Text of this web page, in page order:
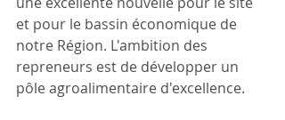
et pour le bassin économique de
notre Région. L'ambition des
repreneurs est de développer un
pôle agroalimentaire d'excellence.